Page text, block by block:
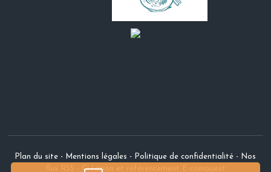
Plan du site - Mentions légales - Politique de confidentialité - Nos
Création et référencement E-comouest